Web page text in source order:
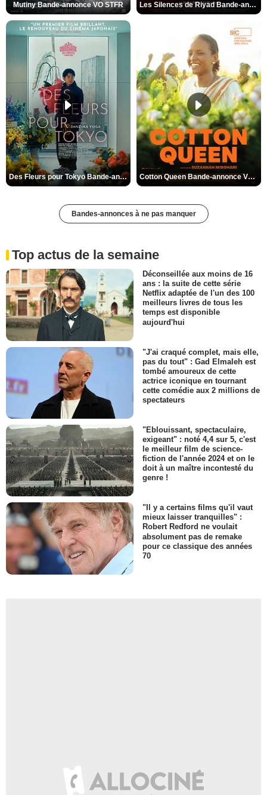
Mutiny Bande-annonce VO STFR Les Silences de Riyad Bande-annonce VO STFR
Des Fleurs pour Tokyo Bande-annonce VO STFR Cotton Queen Bande-annonce VO STFR
Bandes-annonces à ne pas manquer
Top actus de la semaine
Déconseillée aux moins de 16
ans : la suite de cette série
Netflix adaptée de l'un des 100
meilleurs livres de tous les
temps est disponible
aujourd'hui
"J'ai craqué complet, mais elle,
pas du tout" : Gad Elmaleh est
tombé amoureux de cette
actrice iconique en tournant
cette comédie aux 2 millions de
spectateurs
"Eblouissant, spectaculaire,
exigeant" : noté 4,4 sur 5, c'est
le meilleur film de science-
fiction de l'année 2024 et on le
doit à un maître incontesté du
genre !
"Il y a certains films qu'il vaut
mieux laisser tranquilles" :
Robert Redford ne voulait
absolument pas de remake
pour ce classique des années
70